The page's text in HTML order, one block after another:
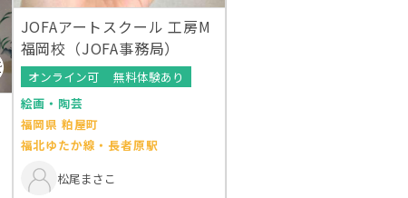
JOFAアートスクール 工房M
福岡校（JOFA事務局）
オンライン可
無料体験あり
絵画・陶芸
福岡県 粕屋町
福北ゆたか線・長者原駅
松尾まさこ